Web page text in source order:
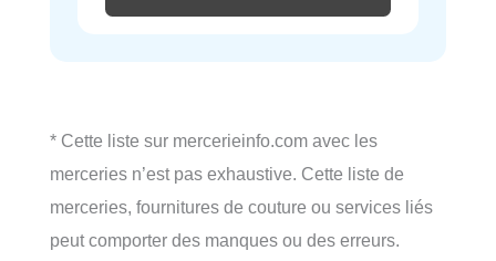
* Cette liste sur mercerieinfo.com avec les
merceries n’est pas exhaustive. Cette liste de
merceries, fournitures de couture ou services liés
peut comporter des manques ou des erreurs.